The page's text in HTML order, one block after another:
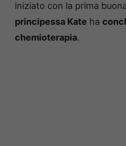
iniziato con la prima
principessa Kate ha
chemioterapia.